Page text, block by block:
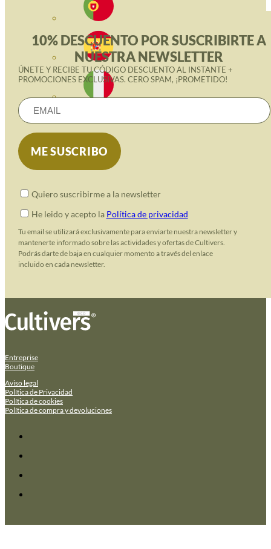
10% DESCUENTO POR SUSCRIBIRTE A
NUESTRA NEWSLETTER
ÚNETE Y RECIBE TU CÓDIGO DESCUENTO AL INSTANTE +
PROMOCIONES EXCLUSIVAS. CERO SPAM, ¡PROMETIDO!
Quiero suscribirme a la newsletter
He leido y acepto la Política de privacidad
Tu email se utilizará exclusivamente para enviarte nuestra newsletter y
mantenerte informado sobre las actividades y ofertas de Cultivers.
Podrás darte de baja en cualquier momento a través del enlace
incluido en cada newsletter.
Entreprise
Boutique
Aviso legal
Política de Privacidad
Política de cookies
Política de compra y devoluciones